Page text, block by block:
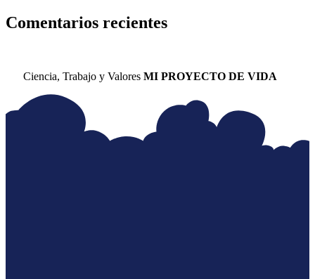
Comentarios recientes
Ciencia, Trabajo y Valores MI PROYECTO DE VIDA